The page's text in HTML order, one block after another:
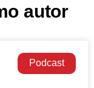
autor
Podcast